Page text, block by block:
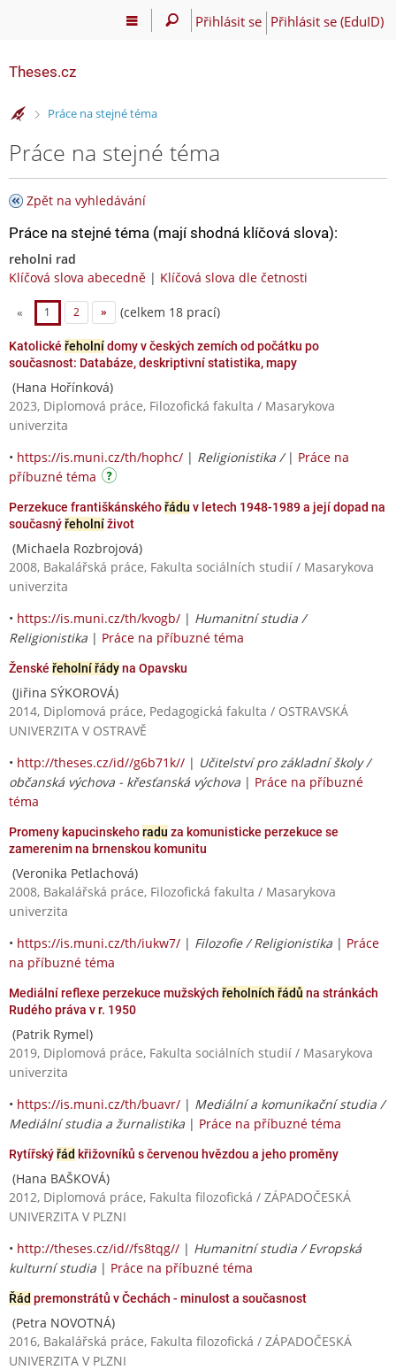
Přihlásit se Přihlásit se (EduID)
Theses.cz
>Práce na stejné téma
Práce na stejné téma
Zpět na vyhledávání
Práce na stejné téma (mají shodná klíčová slova):
reholni rad
Klíčová slova abecedně | Klíčová slova dle četnosti
« 1 2 » (celkem 18 prací)
Katolické řeholnídomy v českých zemích od počátku po
současnost: Databáze, deskriptivní statistika, mapy
(Hana Hořínková)
2023, Diplomová práce, Filozofická fakulta / Masarykova
univerzita
• https://is.muni.cz/th/hophc/ | Religionistika / | Práce na
příbuzné téma
Perzekuce františkánskéhořádu v letech 1948-1989 a její dopad na
současnýřeholníživot
(Michaela Rozbrojová)
2008, Bakalářská práce, Fakulta sociálních studií / Masarykova
univerzita
• https://is.muni.cz/th/kvogb/ | Humanitní studia /
Religionistika | Práce na příbuzné téma
Ženské řeholní řádyna Opavsku
(Jiřina SÝKOROVÁ)
2014, Diplomová práce, Pedagogická fakulta / OSTRAVSKÁ
UNIVERZITA V OSTRAVĚ
• http://theses.cz/id//g6b71k// | Učitelství pro základní školy /
občanská výchova - křesťanská výchova | Práce na příbuzné
téma
Promeny kapucinskehoradu za komunisticke perzekuce se
zamerenim na brnenskou komunitu
(Veronika Petlachová)
2008, Bakalářská práce, Filozofická fakulta / Masarykova
univerzita
• https://is.muni.cz/th/iukw7/ | Filozofie / Religionistika | Práce
na příbuzné téma
Mediální reflexe perzekuce mužských řeholních řádů na stránkách
Rudého práva v r. 1950
(Patrik Rymel)
2019, Diplomová práce, Fakulta sociálních studií / Masarykova
univerzita
• https://is.muni.cz/th/buavr/ | Mediální a komunikační studia /
Mediální studia a žurnalistika | Práce na příbuzné téma
Rytířskýřád křižovníků s červenou hvězdou a jeho proměny
(Hana BAŠKOVÁ)
2012, Diplomová práce, Fakulta filozofická / ZÁPADOČESKÁ
UNIVERZITA V PLZNI
• http://theses.cz/id//fs8tqg// | Humanitní studia / Evropská
kulturní studia | Práce na příbuzné téma
Řád premonstrátů v Čechách - minulost a současnost
(Petra NOVOTNÁ)
2016, Bakalářská práce, Fakulta filozofická / ZÁPADOČESKÁ
UNIVERZITA V PLZNI